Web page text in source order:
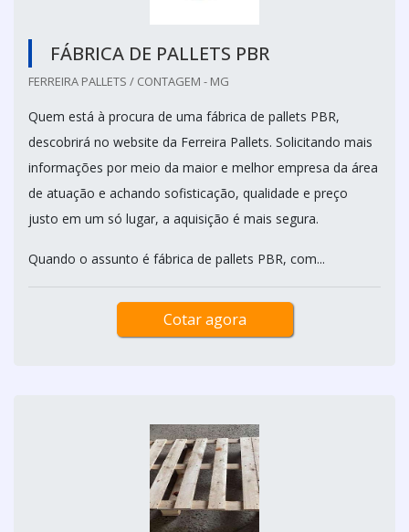
FÁBRICA DE PALLETS PBR
FERREIRA PALLETS / CONTAGEM - MG
Quem está à procura de uma fábrica de pallets PBR,
descobrirá no website da Ferreira Pallets. Solicitando mais
informações por meio da maior e melhor empresa da área
de atuação e achando sofisticação, qualidade e preço
justo em um só lugar, a aquisição é mais segura.
Quando o assunto é fábrica de pallets PBR, com...
Cotar agora